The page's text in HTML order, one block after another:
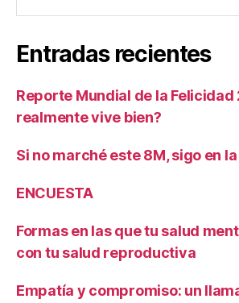
Entradas recientes
Reporte Mundial de la
realmente vive bien?
Si no marché este 8M, sigo en
ENCUESTA
Formas en las que tu salud
con tu salud reproductiva
Empatía y compromiso: un